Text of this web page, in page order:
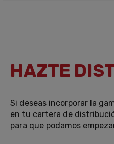
HAZTE
Si deseas incorporar la
en tu cartera de
para que podamos